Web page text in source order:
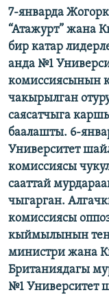
7-январда
“Атажурт” жана
бир катар
анда №1
комиссиясынын
чакырылган
саясатчыга
баалашты. 6-
Университет
комиссиясы
сааттай
чыгарган.
комиссиясы
кыймылынын
министри жана
Британиядагы
№1 Университет